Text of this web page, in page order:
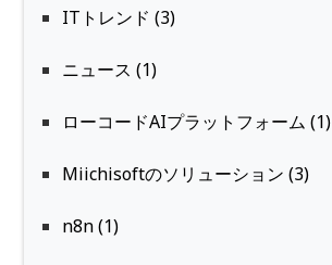
ITトレンド (3)
ニュース (1)
ローコードAIプラットフォーム (1)
Miichisoftのソリューション (3)
n8n (1)